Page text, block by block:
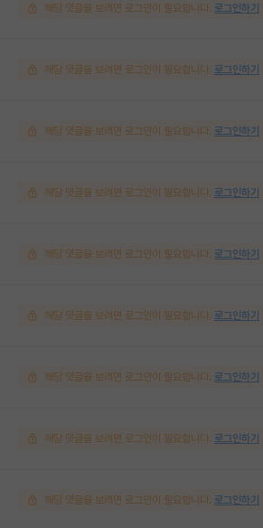
해당 댓글을 보려면 로그인이 필요합니다. 로그인하기
해당 댓글을 보려면 로그인이 필요합니다. 로그인하기
해당 댓글을 보려면 로그인이 필요합니다. 로그인하기
해당 댓글을 보려면 로그인이 필요합니다. 로그인하기
해당 댓글을 보려면 로그인이 필요합니다. 로그인하기
해당 댓글을 보려면 로그인이 필요합니다. 로그인하기
해당 댓글을 보려면 로그인이 필요합니다. 로그인하기
해당 댓글을 보려면 로그인이 필요합니다. 로그인하기
해당 댓글을 보려면 로그인이 필요합니다. 로그인하기